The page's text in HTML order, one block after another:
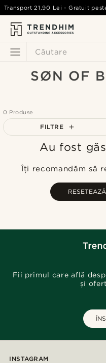
Căutare
Transport 21,90 Lei - Gratuit
SØN OF
0 Produse
FILTRE
Au fost
Îți recomandăm să
Fii primul care află
și
INSTAGRAM